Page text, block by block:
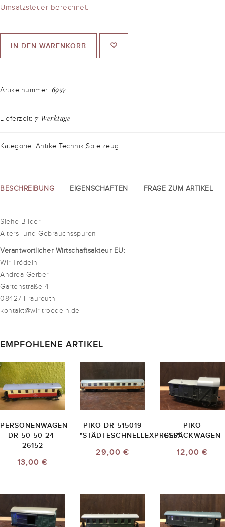
Umsatzsteuer berechnet.
IN DEN WARENKORB
Artikelnummer: 6957
Lieferzeit: 7 Werktage
Kategorie: Antike Technik,Spielzeug
BESCHREIBUNG EIGENSCHAFTEN FRAGE ZUM ARTIKEL
Siehe Bilder
Alters- und Gebrauchsspuren
Verantwortlicher Wirtschaftsakteur EU:
Wir Trödeln
Andrea Gerber
Gartenstraße 4
08427 Fraureuth
kontakt@wir-troedeln.de
EMPFOHLENE ARTIKEL
PERSONENWAGEN
DR 50 50 24-
26152
13,00 €
PIKO DR 515019
"STÄDTESCHNELLEXPRESS"
29,00 €
PIKO
GEPÄCKWAGEN
12,00 €